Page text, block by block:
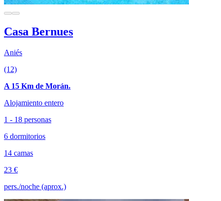
Casa Bernues
Aniés
(12)
A 15 Km de Morán.
Alojamiento entero
1 - 18 personas
6 dormitorios
14 camas
23 €
pers./noche (aprox.)